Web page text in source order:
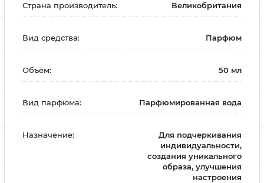
Страна производитель: Великобритания
Вид средства: Парфюм
Объём: 50 мл
Вид парфюма: Парфюмированная вода
Назначение:
Для подчеркивания
индивидуальности,
создания уникального
образа, улучшения
настроения